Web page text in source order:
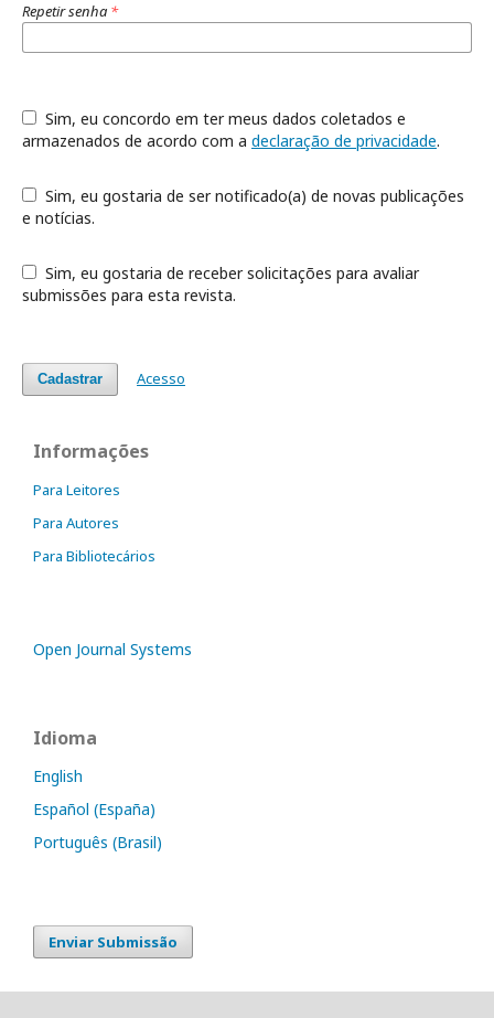
Repetir senha *
armazenados de acordo com a declaração de privacidade.
e notícias.
submissões para esta revista.
Cadastrar Acesso
Informações
Para Leitores
Para Autores
Para Bibliotecários
Open Journal Systems
Idioma
English
Español (España)
Português (Brasil)
Enviar Submissão